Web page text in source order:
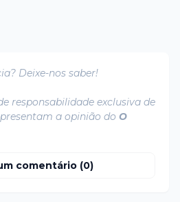
Deixe-nos saber!
responsabilidade exclusiva de
a opinião do O
comentário (0)